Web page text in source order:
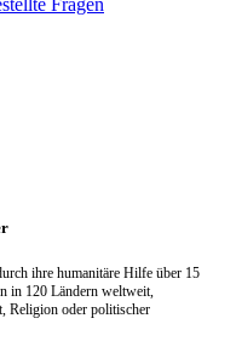
Fragen
ihre humanitäre Hilfe über 15
in 120 Ländern weltweit,
Religion oder politischer